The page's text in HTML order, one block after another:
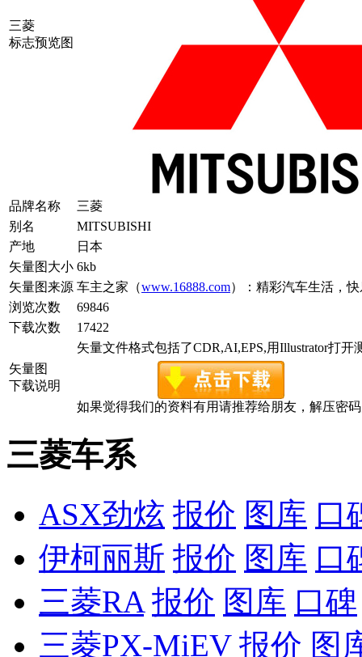
三菱
标志预览图
品牌名称
三菱
别名
MITSUBISHI
产地
日本
矢量图大小 6kb
矢量图来源 车主之家（www.16888.com）：精彩汽车生活，
浏览次数
69846
下载次数
17422
矢量图
下载说明
矢量文件格式包括了CDR,AI,EPS,用Illustrator打开
如果觉得我们的资料有用请推荐给朋友，解压密码
三菱车系
ASX劲炫 报价 图库 口
伊柯丽斯 报价 图库 口
三菱RA 报价 图库 口碑
三菱PX-MiEV 报价 图